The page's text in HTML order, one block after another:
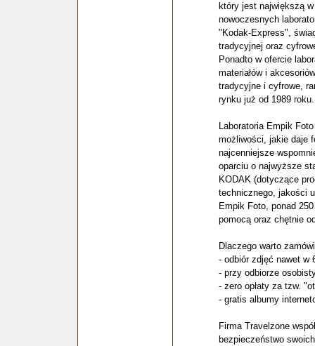
który jest największą
nowoczesnych
"Kodak-Express",
tradycyjnej oraz
Ponadto w ofercie
materiałów i
tradycyjne i cyfrowe,
rynku już od 1989
Laboratoria Empik
możliwości, jakie daje
najcenniejsze
oparciu o najwyższe
KODAK (dotyczące
technicznego, jakości
Empik Foto, ponad
pomocą oraz chętnie
Dlaczego warto
- odbiór zdjęć nawet w
- przy odbiorze
- zero opłaty za tzw.
- gratis albumy
Firma Travelzone
bezpieczeństwo